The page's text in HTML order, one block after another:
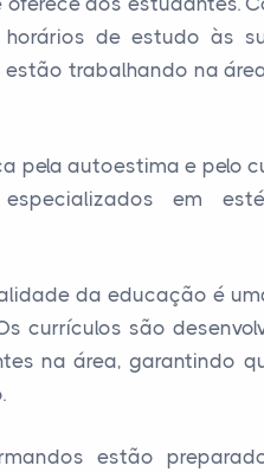
de estudo às
trabalhando na
pela autoestima e pelo
especializados em
da educação é
currículos são
na área, garantindo
estão